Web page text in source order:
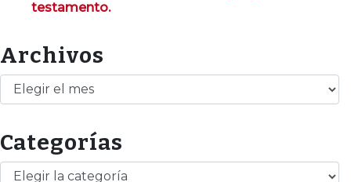
testamento.
Archivos
Archivos
Categorías
Categorías